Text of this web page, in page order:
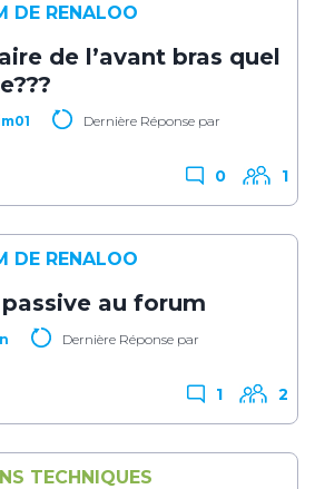
de l’avant bras quel
Dernière Réponse par
DE RENALOO
1
0
au forum
Dernière Réponse par
DE RENALOO
2
1
TECHNIQUES